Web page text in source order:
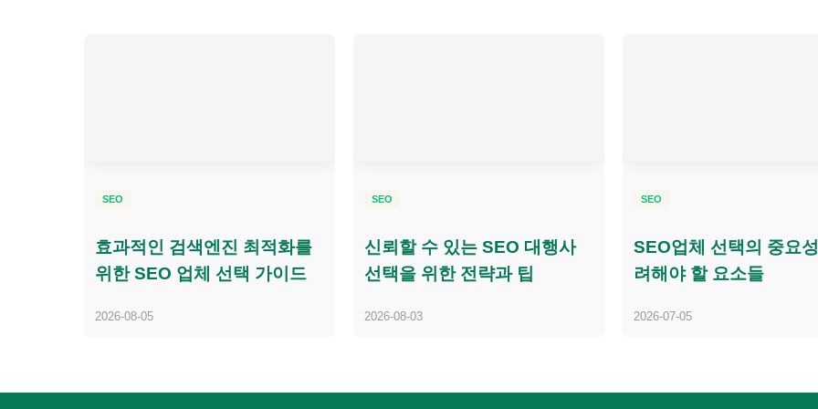
SEO
효과적인 검색엔진 최적화를
위한 SEO 업체 선택 가이드
2026-08-05
SEO
신뢰할 수 있는 SEO 대행사
선택을 위한 전략과 팁
2026-08-03
SEO
SEO업체 선택의 중요
려해야 할 요소들
2026-07-05